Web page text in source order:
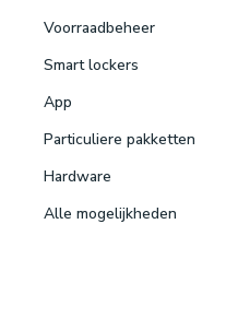
Voorraadbeheer
Smart lockers
App
Particuliere pakketten
Hardware
Alle mogelijkheden